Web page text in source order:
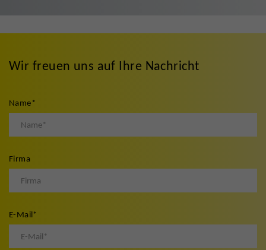
Wir freuen uns auf Ihre Nachricht
Name*
Firma
E-Mail*